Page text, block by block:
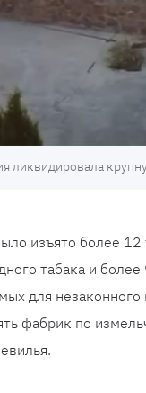
ликвидировала
изъято более
табака и
для
фабрик по